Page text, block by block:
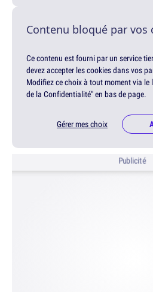
Contenu bloqué par vos
Ce contenu est fourni par un service
devez accepter les cookies dans vos
Modifiez ce choix à tout moment via le
de la Confidentialité" en bas de page.
Gérer mes choix
Publicité